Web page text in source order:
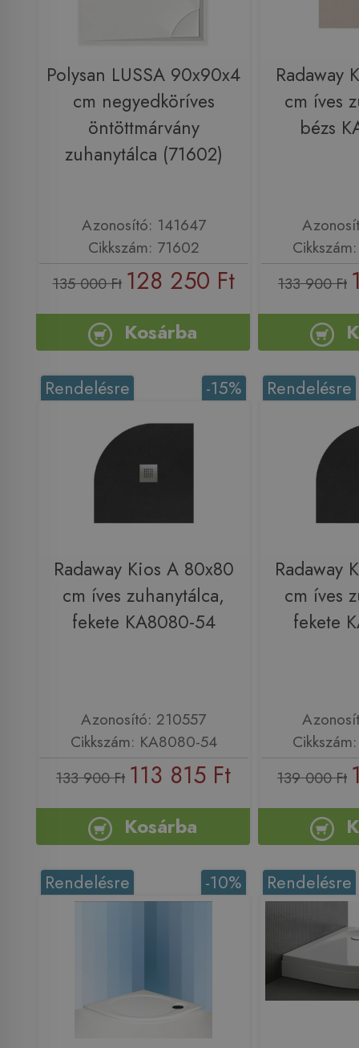
Polysan LUSSA 90x90x4
cm negyedköríves
öntöttmárvány
zuhanytálca (71602)
Azonosító: 141647
Cikkszám: 71602
135 000 Ft 128 250 Ft
Kosárba
Radaway
cm íves
bézs
133 900 Ft
-15%
Rendelésre
Radaway Kios A 80x80
cm íves zuhanytálca,
fekete KA8080-54
Azonosító: 210557
Cikkszám: KA8080-54
133 900 Ft 113 815 Ft
Kosárba
Rendelésre
Radaway
cm íves
fekete
139 000 Ft
-10%
Rendelésre Rendelésre